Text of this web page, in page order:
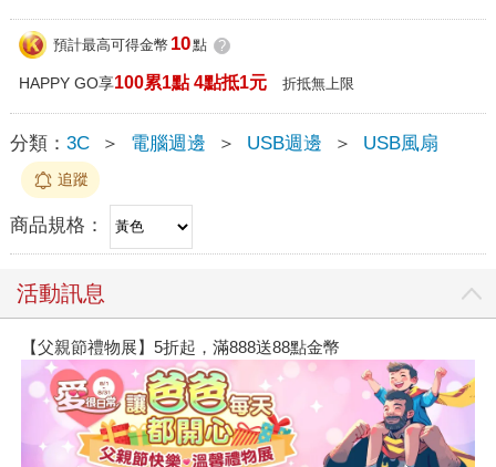
預計最高可得金幣 10點 ?
HAPPY GO享100累1點 4點抵1元 折抵無上限
分類： 3C ＞ 電腦週邊 ＞ USB週邊 ＞ USB風扇
追蹤
商品規格：
活動訊息
【父親節禮物展】5折起，滿888送88點金幣